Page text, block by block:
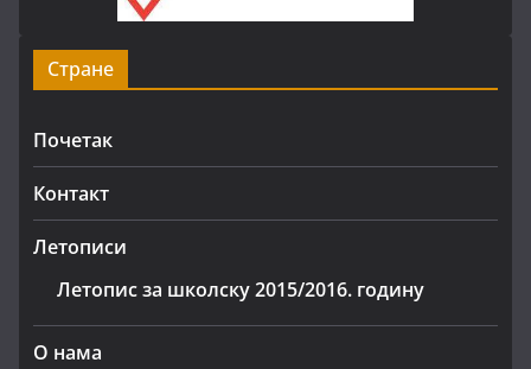
Стране
Почетак
Контакт
Летописи
Летопис за школску 2015/2016. годину
О нама